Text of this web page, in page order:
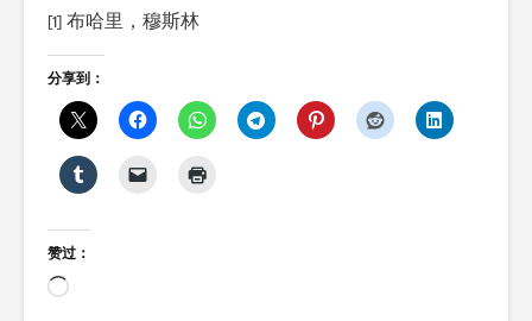
[1] 布哈里，穆斯林
分享到：
赞过：
正